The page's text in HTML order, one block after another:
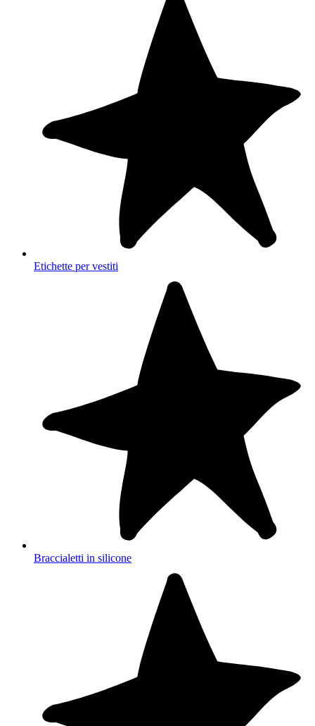
Etichette per vestiti
Braccialetti in silicone